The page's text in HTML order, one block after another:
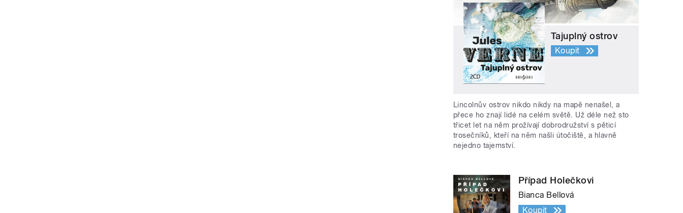
Tajuplný ostrov
Koupit
Lincolnův ostrov nikdo nikdy na mapě nenašel, a
přece ho znají lidé na celém světě. Už déle než sto
třicet let na něm prožívají dobrodružství s pěticí
trosečníků, kteří na něm našli útočiště, a hlavně
nejedno tajemství.
Případ Holečkovi
Bianca Bellová
Koupit